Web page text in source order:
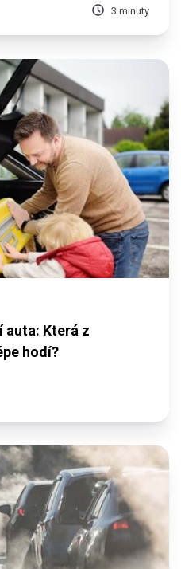
3 minuty
auta: Která z
hodí?